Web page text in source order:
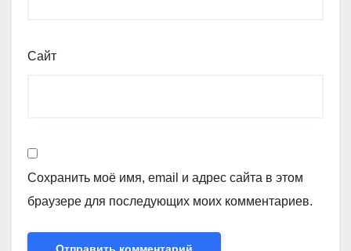
Сайт
Сохранить моё имя, email и адрес сайта в этом
браузере для последующих моих комментариев.